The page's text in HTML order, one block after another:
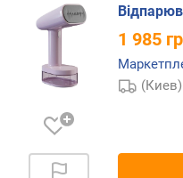
о
з
в
д
т
1 985
(Киев)